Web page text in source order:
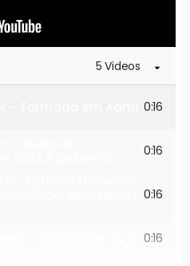
5 Videos
– Formada em 0:16
0:16
aprovado da0:16
– Aprovada na OAB
0:16